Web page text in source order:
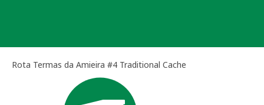
Rota Termas da Amieira #4 Traditional Cache